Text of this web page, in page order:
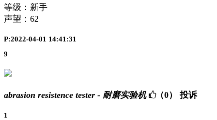
等级：新手
声望： 62
P:2022-04-01 14:41:31
9
abrasion resistence tester - 耐磨实验机 （0） 投诉
1